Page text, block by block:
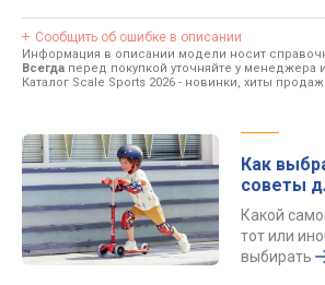
Сообщить об ошибке в описании
Информация в описании модели носит
Всегда перед покупкой уточняйте у менеджера
Каталог Scale Sports 2026 - новинки, хиты
Как
советы
Какой
тот или
выбирать